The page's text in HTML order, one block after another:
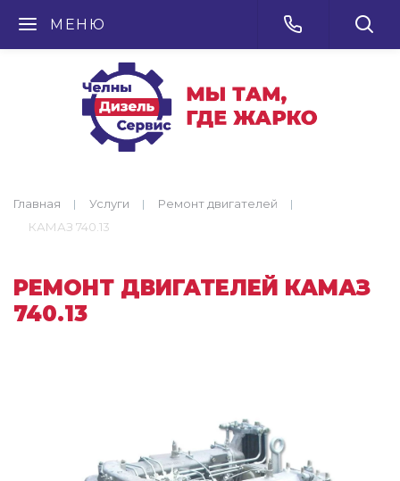
МЕНЮ
Главная Услуги
Ремонт двигателей
КАМАЗ 740.13
РЕМОНТ ДВИГАТЕЛЕЙ КАМАЗ
740.13